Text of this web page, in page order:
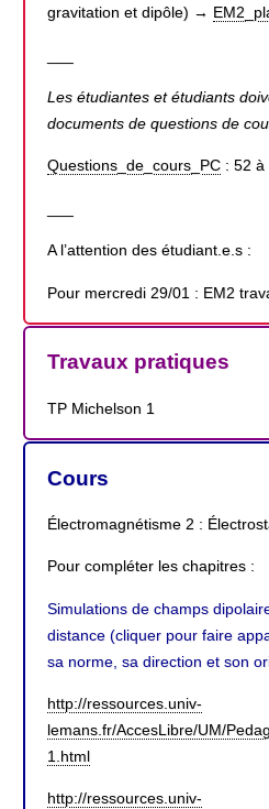
gravitation et dipôle) →
Les étudiantes et étudiants
documents de questions de
Questions_de_cours_PC : 52 à
A l’attention des étudiant.e.s :
Pour mercredi 29/01 : EM2
Travaux pratiques
TP Michelson 1
Cours
Électromagnétisme 2 :
Pour compléter les chapitres :
Simulations de champs
distance (cliquer pour faire
sa norme, sa direction et son
http://ressources.univ-
lemans.fr/AccesLibre/UM/
1.html
http://ressources.univ-